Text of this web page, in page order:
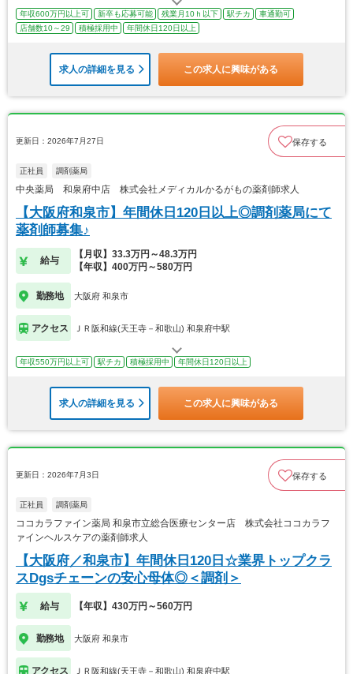
年収600万円以上可 新卒も応募可能 残業月10ｈ以下 駅チカ
車通勤可
店舗数10～29
積極採用中 年間休日120日以上
求人の詳細を見る この求人に興味がある
更新日：2026年7月27日 保存する
正社員 調剤薬局
中央薬局 和泉府中店 株式会社メディカルかるがもの薬剤師求人
【大阪府和泉市】年間休日120日以上◎調剤薬局にて
薬剤師募集♪
給与
【月収】33.3万円～48.3万円
【年収】400万円～580万円
勤務地 大阪府 和泉市
アクセス ＪＲ阪和線(天王寺－和歌山) 和泉府中駅
年収550万円以上可 駅チカ 積極採用中 年間休日120日以上
求人の詳細を見る この求人に興味がある
更新日：2026年7月3日 保存する
正社員 調剤薬局
ココカラファイン薬局 和泉市立総合医療センター店 株式会社ココカラフ
ァインヘルスケアの薬剤師求人
【大阪府／和泉市】年間休日120日☆業界トップクラ
スDgsチェーンの安心母体◎＜調剤＞
給与 【年収】430万円～560万円
勤務地 大阪府 和泉市
アクセス ＪＲ阪和線(天王寺－和歌山) 和泉府中駅